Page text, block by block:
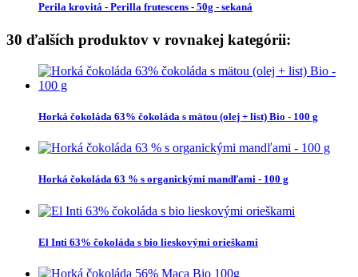
Perila krovitá - Perilla frutescens - 50g - sekaná
30 ďalších produktov v rovnakej kategórii:
Horká čokoláda 63% čokoláda s mätou (olej + list) Bio - 100 g
Horká čokoláda 63 % s organickými mandľami - 100 g
El Inti 63% čokoláda s bio lieskovými orieškami